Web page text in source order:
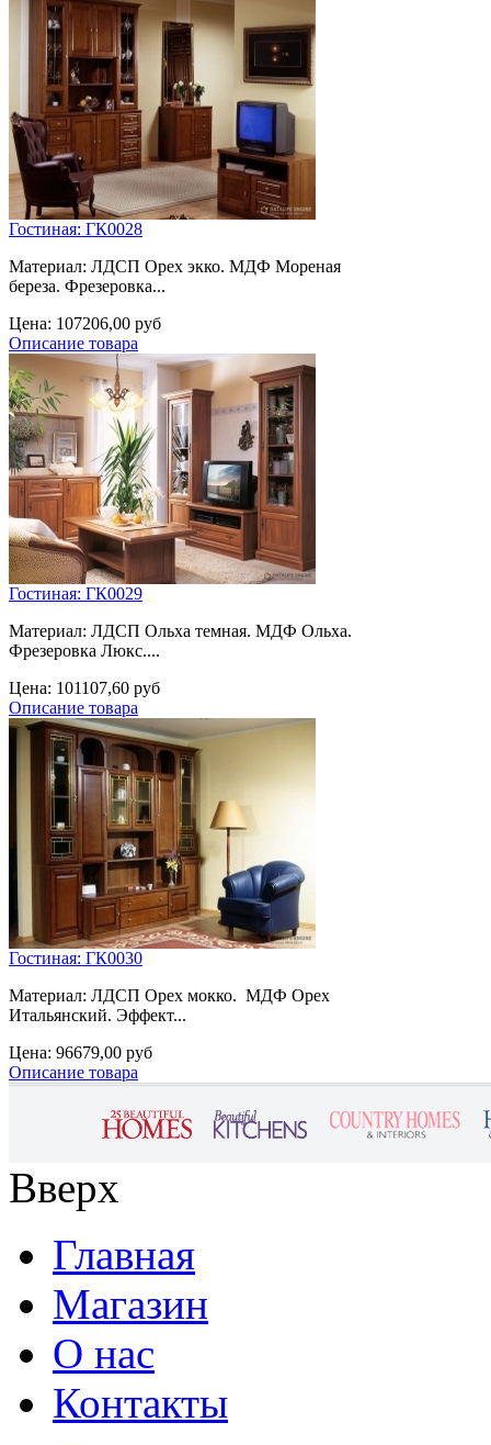
Гостиная: ГК0028
Материал: ЛДСП Орех экко. МДФ Мореная
береза. Фрезеровка...
Цена: 107206,00 руб
Описание товара
Гостиная: ГК0029
Материал: ЛДСП Ольха темная. МДФ Ольха.
Фрезеровка Люкс....
Цена: 101107,60 руб
Описание товара
Гостиная: ГК0030
Материал: ЛДСП Орех мокко. МДФ Орех
Итальянский. Эффект...
Цена: 96679,00 руб
Описание товара
Вверх
Главная
Магазин
О нас
Контакты